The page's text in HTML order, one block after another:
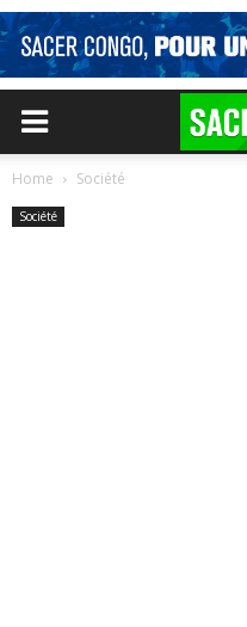
Home Société
Société